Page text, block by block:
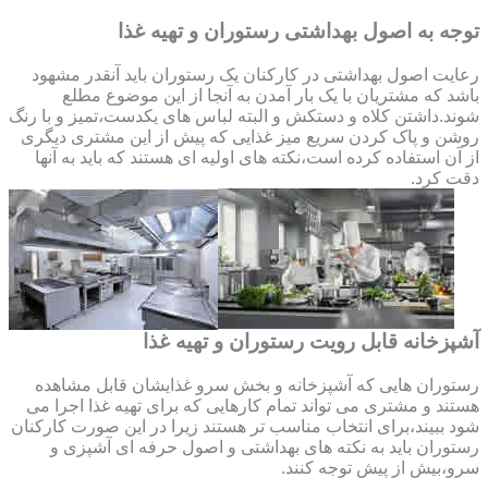
توجه به اصول بهداشتی رستوران و تهیه غذا
رعایت اصول بهداشتی در کارکنان یک رستوران باید آنقدر مشهود
باشد که مشتریان با یک بار آمدن به آنجا از این موضوع مطلع
شوند.داشتن کلاه و دستکش و البته لباس های یکدست،تمیز و با رنگ
روشن و پاک کردن سریع میز غذایی که پیش از این مشتری دیگری
از آن استفاده کرده است،نکته های اولیه ای هستند که باید به آنها
دقت کرد.
آشپزخانه قابل رویت رستوران و تهیه غذا
رستوران هایی که آشپزخانه و بخش سرو غذایشان قابل مشاهده
هستند و مشتری می تواند تمام کارهایی که برای تهیه غذا اجرا می
شود ببیند،برای انتخاب مناسب تر هستند زیرا در این صورت کارکنان
رستوران باید به نکته های بهداشتی و اصول حرفه ای آشپزی و
سرو،بیش از پیش توجه کنند.